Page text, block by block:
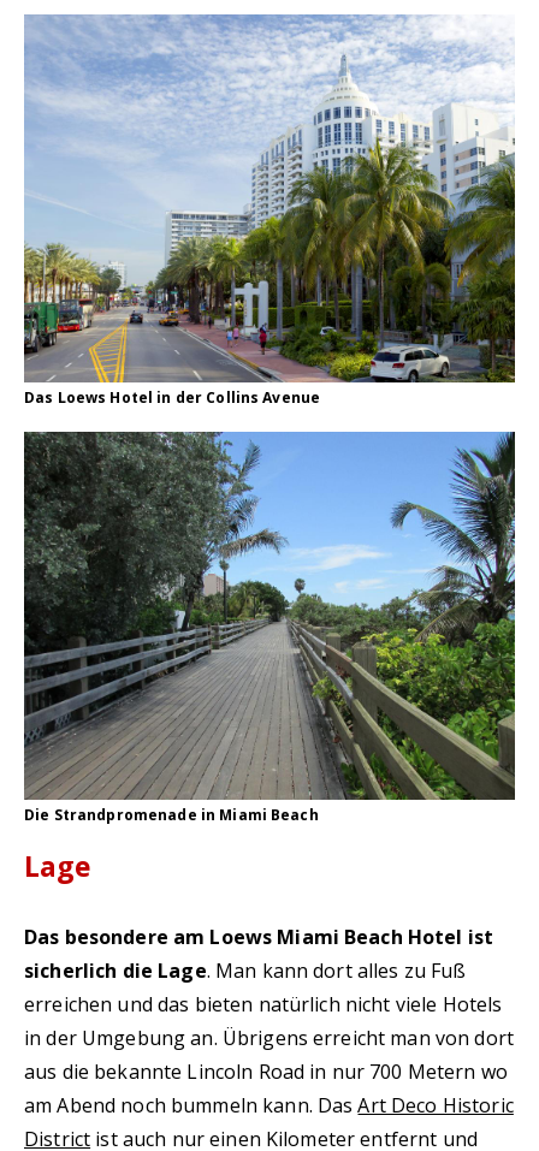
Das Loews Hotel in der Collins Avenue
Die Strandpromenade in Miami Beach
Lage
Das besondere am Loews Miami Beach Hotel ist
sicherlich die Lage. Man kann dort alles zu Fuß
erreichen und das bieten natürlich nicht viele Hotels
in der Umgebung an. Übrigens erreicht man von dort
aus die bekannte Lincoln Road in nur 700 Metern wo
am Abend noch bummeln kann. DasArt Deco Historic
District ist auch nur einen Kilometer entfernt und